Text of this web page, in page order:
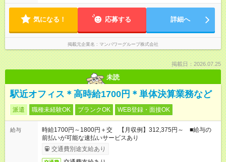
気になる！ 応募する 詳細へ
掲載元企業名 マンパワーグループ株式会社
掲載日：2026.07.25
未読
駅近オフィス＊高時給1700円＊単体決算業務など
派遣 職種未経験OK ブランクOK WEB登録・面接OK
給与
時給1700円～1800円＋交 【月収例】312,375円～ ■給与の
前払いが可能な速払いサービスあり
交通費別途支給あり